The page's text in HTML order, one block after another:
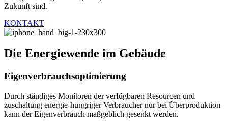
Zukunft sind.
KONTAKT
Die Energiewende im Gebäude
Eigenverbrauchsoptimierung
Durch ständiges Monitoren der verfügbaren Resourcen und
zuschaltung energie-hungriger Verbraucher nur bei Überproduktion
kann der Eigenverbrauch maßgeblich gesenkt werden.